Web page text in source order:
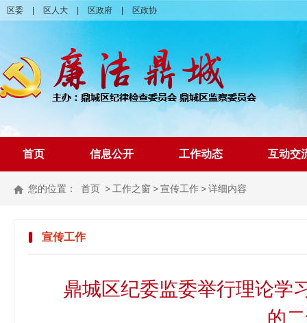
区委 区人大 区政府 区政协
首页 信息公开 工作动态 互动交
您的位置： 首页 > 工作之窗 >宣传工作>详细内容
宣传工作
鼎城区纪委监委举行理论学
的